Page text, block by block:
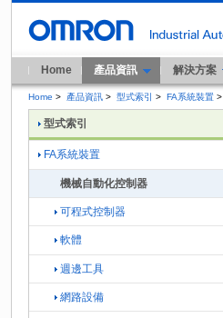
Home 產品資訊 解決方案
Home > 產品資訊 > 型式索引 > FA系統裝置 >
型式索引
FA系統裝置
機械自動化控制器
可程式控制器
軟體
週邊工具
網路設備